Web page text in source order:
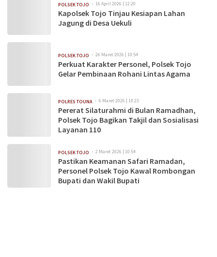
POLSEK TOJO 16 April 2026 | 12:20
Kapolsek Tojo Tinjau Kesiapan Lahan
Jagung di Desa Uekuli
POLSEK TOJO 26 Maret 2026 | 10:54
Perkuat Karakter Personel, Polsek Tojo
Gelar Pembinaan Rohani Lintas Agama
POLRES TOUNA 6 Maret 2026 | 19:23
Pererat Silaturahmi di Bulan Ramadhan,
Polsek Tojo Bagikan Takjil dan Sosialisasi
Layanan 110
POLSEK TOJO 2 Maret 2026 | 10:54
Pastikan Keamanan Safari Ramadan,
Personel Polsek Tojo Kawal Rombongan
Bupati dan Wakil Bupati